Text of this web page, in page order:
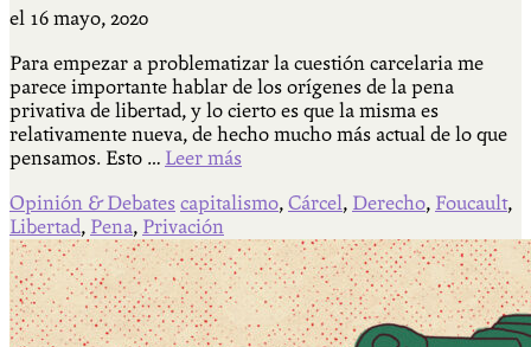
el 16 mayo, 2020
Para empezar a problematizar la cuestión carcelaria me
parece importante hablar de los orígenes de la pena
privativa de libertad, y lo cierto es que la misma es
relativamente nueva, de hecho mucho más actual de lo que
pensamos. Esto … Leer más
Opinión & Debates capitalismo, Cárcel, Derecho, Foucault,
Libertad, Pena, Privación